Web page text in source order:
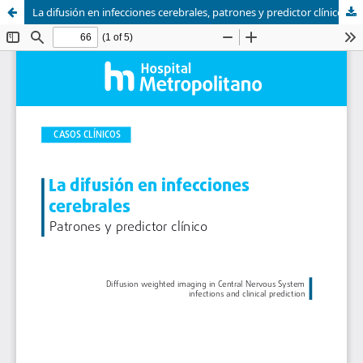
La difusión en infecciones cerebrales, patrones y predictor clínico